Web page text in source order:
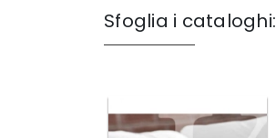
Sfoglia i cataloghi: